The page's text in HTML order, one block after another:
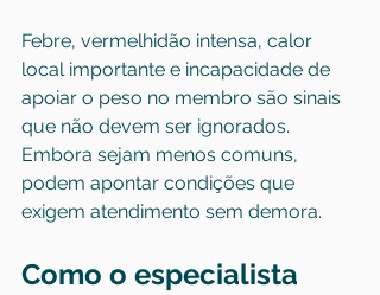
Febre, vermelhidão intensa, calor
local importante e incapacidade de
apoiar o peso no membro são sinais
que não devem ser ignorados.
Embora sejam menos comuns,
podem apontar condições que
exigem atendimento sem demora.
Como o especialista